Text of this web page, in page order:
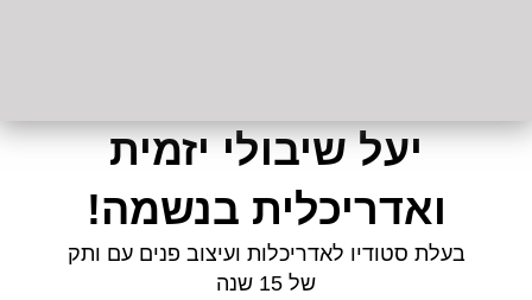
יעל שיבולי יזמית
ואדריכלית בנשמה!
בעלת סטודיו לאדריכלות ועיצוב פנים עם ותק
של 15 שנה